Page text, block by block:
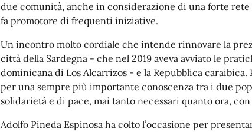
due comunità, anche in considerazione di una forte
fa promotore di frequenti iniziative.
Un incontro molto cordiale che intende rinnovare la
città della Sardegna - che nel 2019 aveva avviato le
dominicana di Los Alcarrizos - e la Repubblica
per una sempre più importante conoscenza tra i due
solidarietà e di pace, mai tanto necessari quanto ora,
Adolfo Pineda Espinosa ha colto l’occasione per